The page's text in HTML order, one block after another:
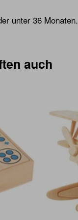
unter 36 Monaten.
auch